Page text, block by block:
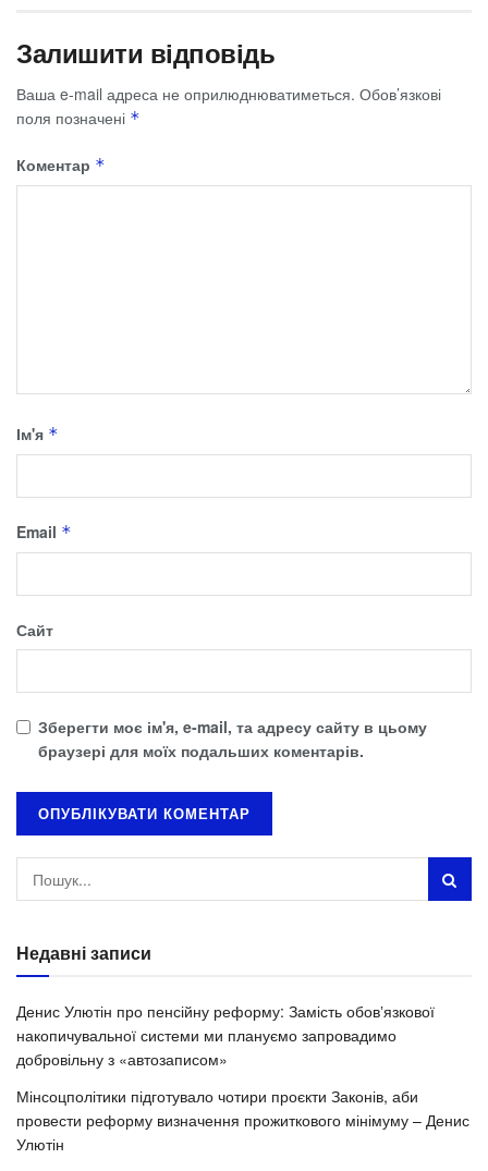
Залишити відповідь
Ваша e-mail адреса не оприлюднюватиметься. Обов’язкові
поля позначені *
Коментар *
Ім'я *
Email *
Сайт
Зберегти моє ім'я, e-mail, та адресу сайту в цьому
браузері для моїх подальших коментарів.
Недавні записи
Денис Улютін про пенсійну реформу: Замість обовʼязкової
накопичувальної системи ми плануємо запровадимо
добровільну з «автозаписом»
Мінсоцполітики підготувало чотири проєкти Законів, аби
провести реформу визначення прожиткового мінімуму – Денис
Улютін